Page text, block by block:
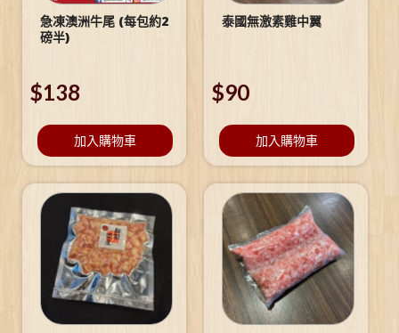
急凍澳洲牛尾 (每包約2
磅半)
$138
加入購物車
泰國無激素雞中翼
$90
加入購物車